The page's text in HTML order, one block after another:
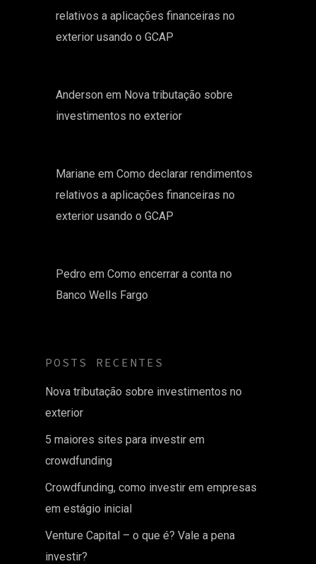
relativos a aplicações financeiras no
exterior usando o GCAP
Anderson em Nova tributação sobre
investimentos no exterior
Mariane em Como declarar rendimentos
relativos a aplicações financeiras no
exterior usando o GCAP
Pedro em Como encerrar a conta no
Banco Wells Fargo
POSTS RECENTES
Nova tributação sobre investimentos no
exterior
5 maiores sites para investir em
crowdfunding
Crowdfunding, como investir em empresas
em estágio inicial
Venture Capital – o que é? Vale a pena
investir?